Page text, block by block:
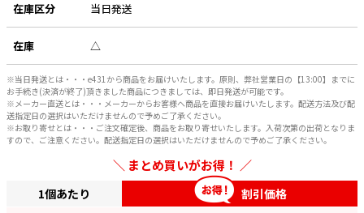
在庫区分 当日発送
在庫 △
※当日発送とは・・・e431から商品をお届けいたします。原則、弊社営業日の【13:00】までに
お手続き(決済が終了)頂きました商品につきましては、即日発送が可能です。
※メーカー直送とは・・・メーカーからお客様へ商品を直接お届けいたします。配送方法及び配
送指定日の選択はいただけませんので予めご了承ください。
※お取り寄せとは・・・ご注文確定後、商品をお取り寄せいたします。入荷次第の出荷となりま
すので、ご注意ください。配送指定日の選択はいただけませんので予めご了承ください。
まとめ買いがお得！
1個あたり 割引価格